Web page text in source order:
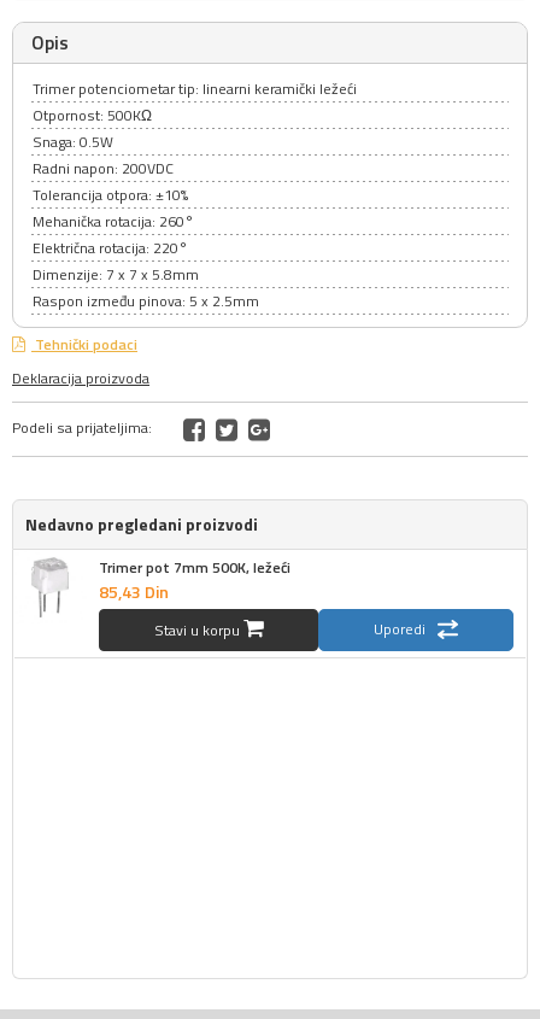
Opis
Trimer potenciometar tip: linearni keramički ležeći
Otpornost: 500KΩ
Snaga: 0.5W
Radni napon: 200VDC
Tolerancija otpora: ±10%
Mehanička rotacija: 260°
Električna rotacija: 220°
Dimenzije: 7 x 7 x 5.8mm
Raspon između pinova: 5 x 2.5mm
Tehnički podaci
Deklaracija proizvoda
Podeli sa prijateljima:
Nedavno pregledani proizvodi
Trimer pot 7mm 500K, ležeći
85,43 Din
Stavi u korpu Uporedi